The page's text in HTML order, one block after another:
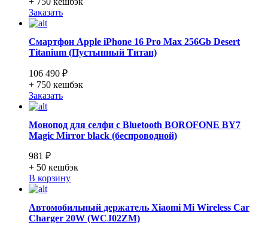
Заказать
Смартфон Apple iPhone 16 Pro Max 256Gb Desert
Titanium (Пустынный Титан)
106 490 ₽
+ 750 кешбэк
Заказать
Монопод для селфи с Bluetooth BOROFONE BY7
Magic Mirror black (беспроводной)
981 ₽
+ 50 кешбэк
В корзину
Автомобильный держатель Xiaomi Mi Wireless Car
Charger 20W (WCJ02ZM)